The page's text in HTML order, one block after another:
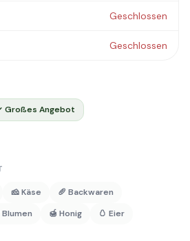
Geschlossen
Geschlossen
Großes Angebot
🧀 Käse
🥖 Backwaren
Blumen 🍯 Honig 🥚 Eier